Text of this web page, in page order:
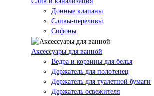
Донные клапаны
Сливы-переливы
Сифоны
Аксессуары для ванной
Ведра и корзины для белья
Держатель для полотенец
Держатель для туалетной бумаги
Держатель освежителя